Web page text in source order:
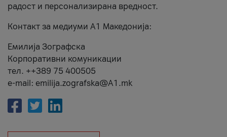
радост и персонализирана вредност.
Контакт за медиуми А1 Македонија:
Емилија Зографска
Корпоративни комуникации
тел. ++389 75 400505
e-mail: emilija.zografska@A1.mk